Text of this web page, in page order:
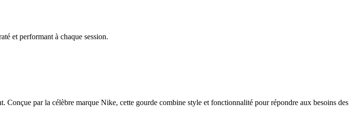
et performant à chaque session.
Conçue par la célèbre marque Nike, cette gourde combine style et fonctionnalité pour répondre aux besoins des